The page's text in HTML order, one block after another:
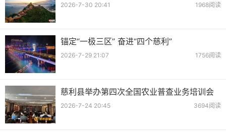
2026-7-30 20:41 1968阅读
锚定“一极三区” 奋进“四个慈利”
2026-7-29 21:07 1756阅读
慈利县举办第四次全国农业普查业务培训会
2026-7-24 20:45 3694阅读